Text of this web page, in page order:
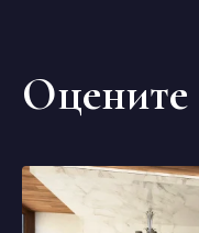
Оцените